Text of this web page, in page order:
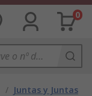
0
/ Juntas y Juntas